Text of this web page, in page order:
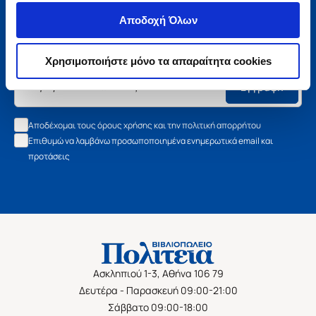
Αποδοχή Όλων
Χρησιμοποιήστε μόνο τα απαραίτητα cookies
Μάθετε τα νέα της Πολιτείας
Εγγραφείτε στο newsletter μας και μάθετε πρώτοι όλα τα
νέα βιβλία, τις εξαιρετικές τιμές και τις εκδηλώσεις μας.
Εγγραφή
Αποδέχομαι τους όρους χρήσης και την πολιτική απορρήτου
Επιθυμώ να λαμβάνω προσωποποιημένα ενημερωτικά email και
προτάσεις
Ασκληπιού 1-3, Αθήνα 106 79
Δευτέρα - Παρασκευή 09:00-21:00
Σάββατο 09:00-18:00